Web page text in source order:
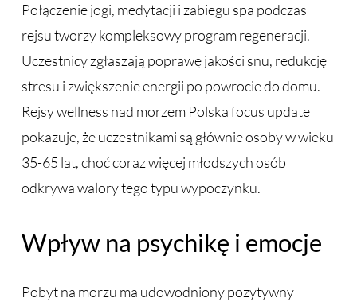
Połączenie jogi, medytacji i zabiegu spa podczas
rejsu tworzy kompleksowy program regeneracji.
Uczestnicy zgłaszają poprawę jakości snu, redukcję
stresu i zwiększenie energii po powrocie do domu.
Rejsy wellness nad morzem Polska focus update
pokazuje, że uczestnikami są głównie osoby w wieku
35-65 lat, choć coraz więcej młodszych osób
odkrywa walory tego typu wypoczynku.
Wpływ na psychikę i emocje
Pobyt na morzu ma udowodniony pozytywny